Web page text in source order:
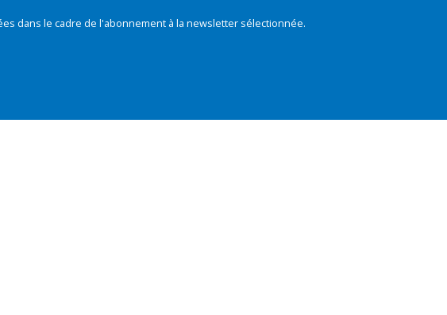
dans le cadre de l'abonnement à la newsletter sélectionnée.